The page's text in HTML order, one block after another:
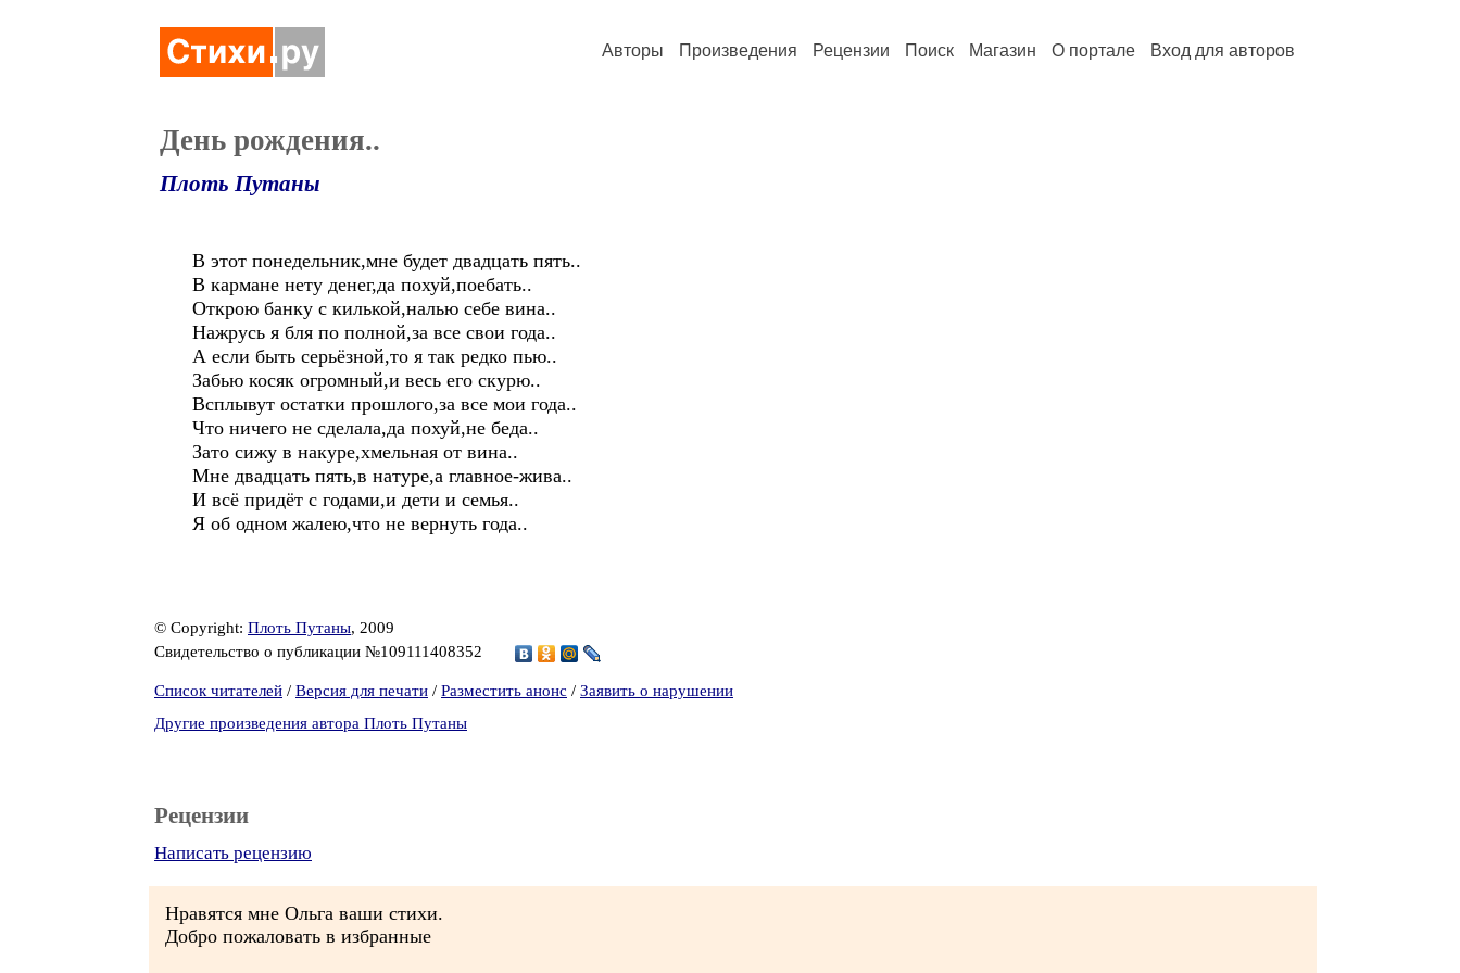
Авторы Произведения Рецензии Поиск Магазин О портале Вход для авторов
День рождения..
Плоть Путаны
В этот понедельник,мне будет двадцать пять..
В кармане нету денег,да похуй,поебать..
Открою банку с килькой,налью себе вина..
Нажрусь я бля по полной,за все свои года..
А если быть серьёзной,то я так редко пью..
Забью косяк огромный,и весь его скурю..
Всплывут остатки прошлого,за все мои года..
Что ничего не сделала,да похуй,не беда..
Зато сижу в накуре,хмельная от вина..
Мне двадцать пять,в натуре,а главное-жива..
И всё придёт с годами,и дети и семья..
Я об одном жалею,что не вернуть года..
© Copyright: Плоть Путаны, 2009
Свидетельство о публикации №109111408352
Список читателей / Версия для печати / Разместить анонс / Заявить о нарушении
Другие произведения автора Плоть Путаны
Рецензии
Написать рецензию
Нравятся мне Ольга ваши стихи.
Добро пожаловать в избранные